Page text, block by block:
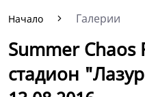
Начало Галерии
Summer Chaos
стадион